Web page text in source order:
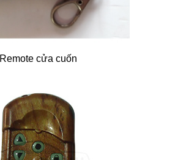
Remote cửa cuốn